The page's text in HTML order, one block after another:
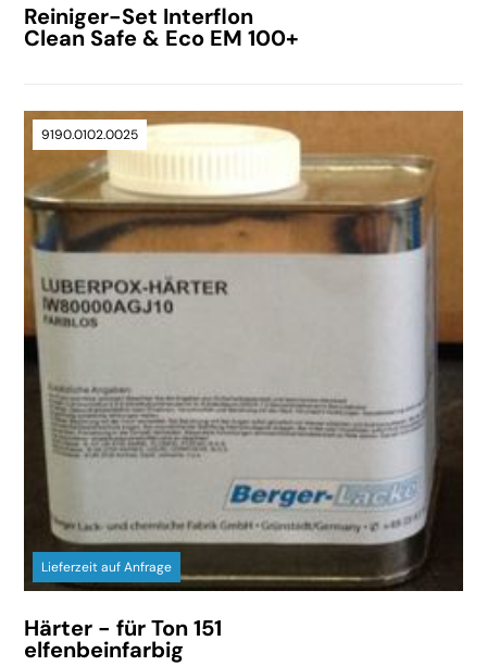
Reiniger-Set Interflon
Clean Safe & Eco EM 100+
9190.0102.0025
Lieferzeit auf Anfrage
Härter - für Ton 151
elfenbeinfarbig